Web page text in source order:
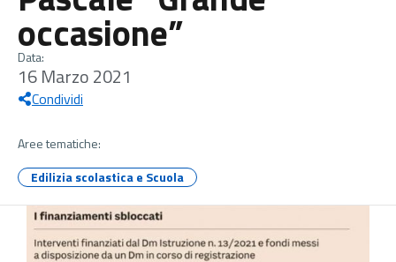
occasione”
Data:
16 Marzo 2021
Condividi
Aree tematiche:
Edilizia scolastica e Scuola